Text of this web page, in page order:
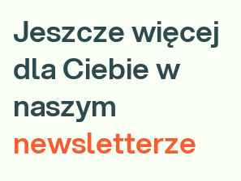
Jeszcze więcej
dla Ciebie w
naszym
newsletterze